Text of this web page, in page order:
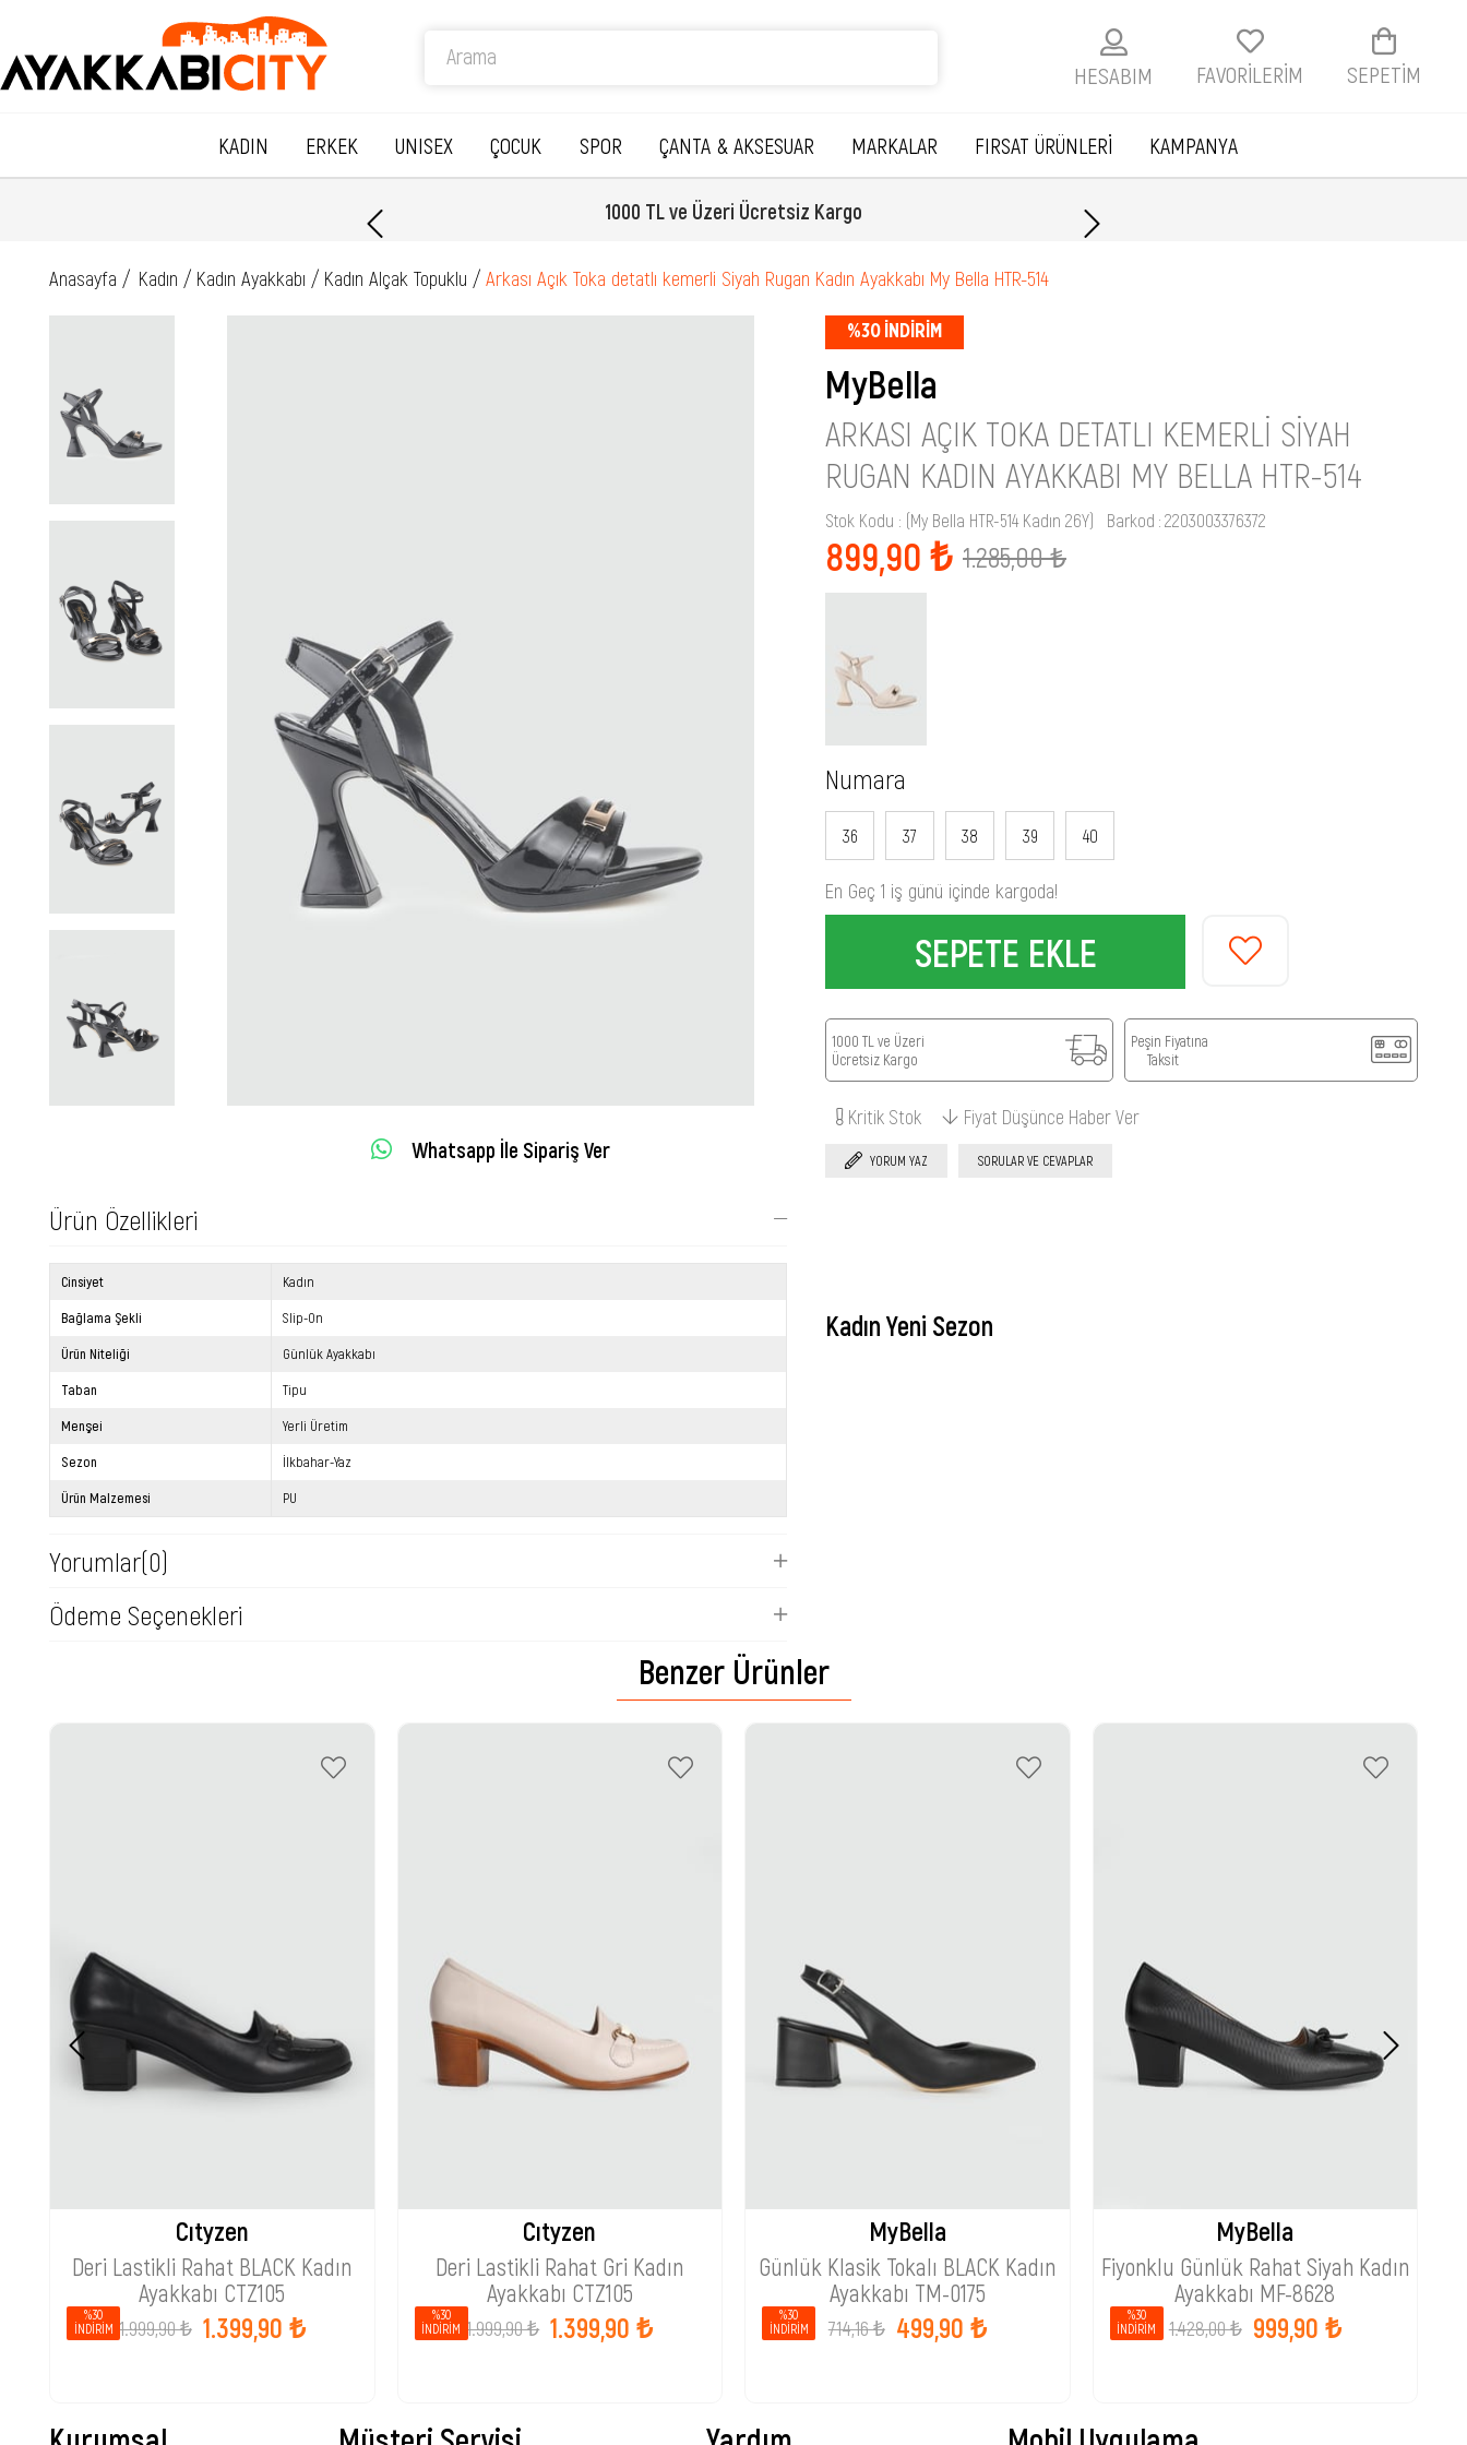
SEPETIM
FAVORİLERİM
HESABIM
KADIN ERKEK UNISEX ÇOCUK SPOR ÇANTA & AKSESUAR MARKALAR FIRSAT ÜRÜNLERİ KAMPANYA
1000 TL ve Üzeri Ücretsiz Kargo
Anasayfa Kadın Kadın Ayakkabı Kadın Alçak Topuklu Arkası Açık Toka detatlı kemerli Siyah Rugan Kadın Ayakkabı My Bella HTR-514
Whatsapp İle Sipariş Ver
Ürün Özellikleri
Cinsiyet Kadın
Bağlama Şekli Slip-On
Ürün Niteliği Günlük Ayakkabı
Taban Tipu
Menşei Yerli Üretim
Sezon İlkbahar-Yaz
Ürün Malzemesi PU
Yorumlar(0)
Ödeme Seçenekleri
%30 İNDIRIM
MyBella
ARKASI AÇIK TOKA DETATLI KEMERLI SIYAH
RUGAN KADIN AYAKKABI MY BELLA HTR-514
Stok Kodu (My Bella HTR-514 Kadın 26Y) Barkod : 2203003376372
1.285,00 ₺
899,90 ₺
Numara
36 37 38 39 40
En Geç 1 iş günü içinde kargoda!
1000 TL ve Üzeri
Ücretsiz Kargo
Peşin Fiyatına
Taksit
Kritik Stok Fiyat Düşünce Haber Ver
YORUM YAZ SORULAR VE CEVAPLAR
Kadın Yeni Sezon
Benzer Ürünler
Cıtyzen
Deri Lastikli Rahat BLACK Kadın
Ayakkabı CTZ105
1.399,90 ₺
1.999,90 ₺
%30
İNDIRIM
Cıtyzen
Deri Lastikli Rahat Gri Kadın
Ayakkabı CTZ105
1.399,90 ₺
1.999,90 ₺
%30
İNDIRIM
MyBella
Günlük Klasik Tokalı BLACK Kadın
Ayakkabı TM-0175
499,90 ₺
714,16 ₺
%30
İNDIRIM
MyBella
Fiyonklu Günlük Rahat Siyah Kadın
Ayakkabı MF-8628
999,90 ₺
1.428,00 ₺
%30
İNDIRIM